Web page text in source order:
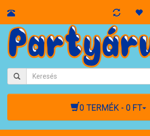
0 TERMÉK - 0 FT